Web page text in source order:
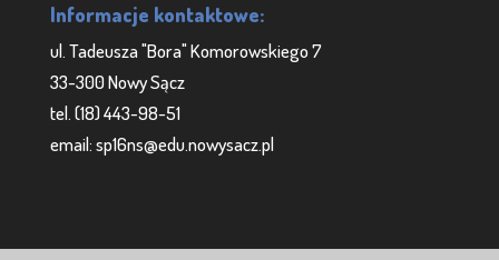
Informacje kontaktowe:
ul. Tadeusza "Bora" Komorowskiego 7
33-300 Nowy Sącz
tel. (18) 443-98-51
email: sp16ns@edu.nowysacz.pl